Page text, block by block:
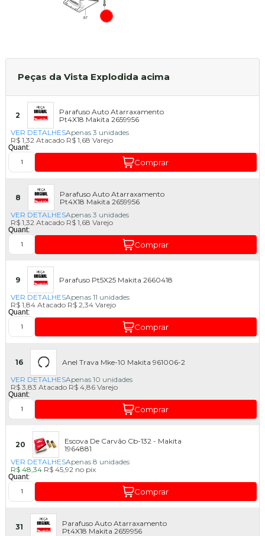
Peças da Vista Explodida acima
2
Parafuso Auto Atarraxamento
Pt4X18 Makita 2659956
VER DETALHESApenas 3 unidades
R$ 1,32Atacado R$ 1,68Varejo
Quant:
Comprar
8
Parafuso Auto Atarraxamento
Pt4X18 Makita 2659956
VER DETALHESApenas 3 unidades
R$ 1,32Atacado R$ 1,68Varejo
Quant:
Comprar
9
Parafuso Pt5X25 Makita 2660418
VER DETALHESApenas 11 unidades
R$ 1,84Atacado R$ 2,34Varejo
Quant:
Comprar
16
Anel Trava Mke-10 Makita 961006-2
VER DETALHESApenas 10 unidades
R$ 3,83Atacado R$ 4,86Varejo
Quant:
Comprar
20
Escova De Carvão Cb-132 - Makita
1964881
VER DETALHESApenas 8 unidades
R$ 48,34 R$ 45,92 no pix
Quant:
Comprar
31
Parafuso Auto Atarraxamento
Pt4X18 Makita 2659956